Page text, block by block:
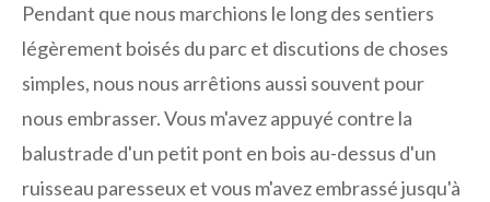
Pendant que nous marchions le long des sentiers
légèrement boisés du parc et discutions de choses
simples, nous nous arrêtions aussi souvent pour
nous embrasser. Vous m'avez appuyé contre la
balustrade d'un petit pont en bois au-dessus d'un
ruisseau paresseux et vous m'avez embrassé jusqu'à